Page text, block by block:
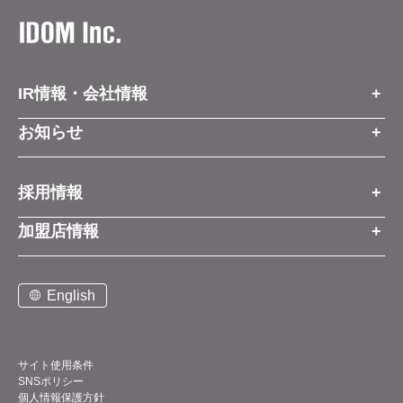
IR情報・会社情報
IR情報トップ
会社情報
お知らせ
経営方針
事業展開
中期経営計画
デジタルトランスフォーメーション（DX）
お知らせ
プレスリリース
コーポレートブログ
お問い合わせ
採用情報
採用情報トップ
新卒営業職
中途営業職
新卒・中途アフターサービス職
アルバイト
加盟店情報
ご契約までの流れと費用
仕組みメリット
加盟店紹介
English
サイト使用条件
SNSポリシー
個人情報保護方針